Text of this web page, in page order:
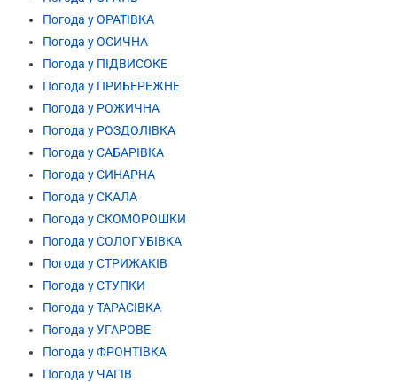
Погода у ОРАТІВКА
Погода у ОСИЧНА
Погода у ПІДВИСОКЕ
Погода у ПРИБЕРЕЖНЕ
Погода у РОЖИЧНА
Погода у РОЗДОЛІВКА
Погода у САБАРІВКА
Погода у СИНАРНА
Погода у СКАЛА
Погода у СКОМОРОШКИ
Погода у СОЛОГУБІВКА
Погода у СТРИЖАКІВ
Погода у СТУПКИ
Погода у ТАРАСІВКА
Погода у УГАРОВЕ
Погода у ФРОНТІВКА
Погода у ЧАГІВ